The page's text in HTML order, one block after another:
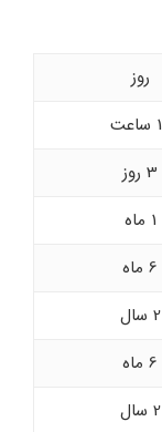
روز
3 روز
1 ماه
6 ماه
2 سال
6 ماه
2 سال